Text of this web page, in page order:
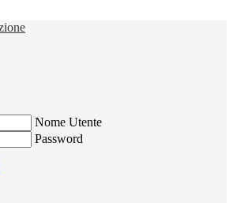
Nome Utente
Password